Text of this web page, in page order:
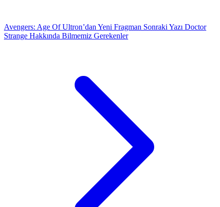
Avengers: Age Of Ultron’dan Yeni Fragman Sonraki Yazı Doctor
Strange Hakkında Bilmemiz Gerekenler